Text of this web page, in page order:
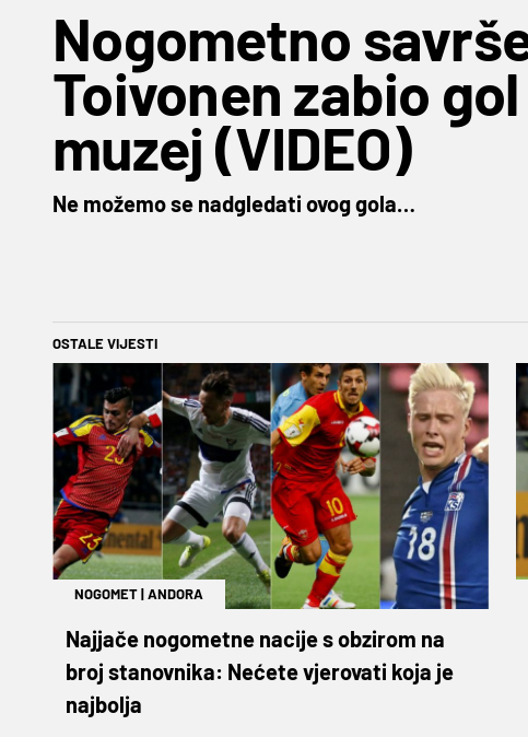
Nogometno
Toivonen zabio gol
muzej (VIDEO)
Ne možemo se nadgledati ovog gola…
OSTALE VIJESTI
NOGOMET|ANDORA
Najjače nogometne nacije s obzirom na
broj stanovnika: Nećete vjerovati koja je
najbolja